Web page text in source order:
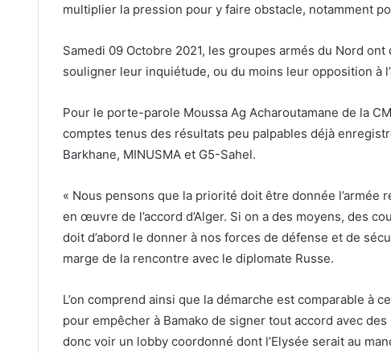
multiplier la pression pour y faire obstacle, notamment
Samedi 09 Octobre 2021, les groupes armés du Nord ont
souligner leur inquiétude, ou du moins leur opposition à
Pour le porte-parole Moussa Ag Acharoutamane de la
comptes tenus des résultats peu palpables déjà
Barkhane, MINUSMA et G5-Sahel.
« Nous pensons que la priorité doit être donnée
en œuvre de l’accord d’Alger. Si on a des moyens, des
doit d’abord le donner à nos forces de défense et de
marge de la rencontre avec le diplomate Russe.
L’on comprend ainsi que la démarche est comparable à
pour empêcher à Bamako de signer tout accord avec
donc voir un lobby coordonné dont l’Elysée serait au